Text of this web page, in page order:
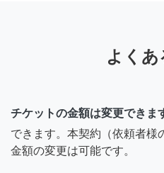
よくあ
チケットの金額は変更できま
できます。本契約（依頼者様
金額の変更は可能です。